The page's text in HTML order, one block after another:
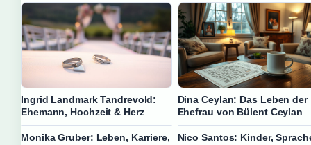
Ingrid Landmark Tandrevold:
Ehemann, Hochzeit & Herz
Dina Ceylan: Das Leben der
Ehefrau von Bülent Ceylan
Monika Gruber: Leben, Karriere,
Nico Santos: Kinder,